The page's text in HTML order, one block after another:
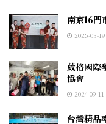
南京16門
2025-03-19
葳格國際
協會
2024-09-11
台灣精品